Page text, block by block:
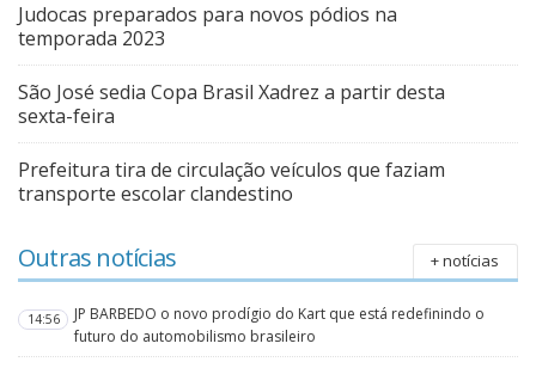
Judocas preparados para novos pódios na
temporada 2023
São José sedia Copa Brasil Xadrez a partir desta
sexta-feira
Prefeitura tira de circulação veículos que faziam
transporte escolar clandestino
Outras notícias + notícias
14:56
JP BARBEDO o novo prodígio do Kart que está redefinindo o
futuro do automobilismo brasileiro